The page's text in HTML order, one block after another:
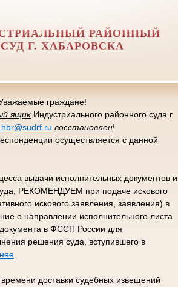
РАЙОННЫЙ
СУД Г. ХАБАРОВСКА
граждане!
ящик Индустриального районного суда г.
восстановлен!
осуществляется с данной
выдачи исполнительных документов и
РЕКОМЕНДУЕМ при подаче искового
искового заявления, заявления) в
о направлении исполнительного листа
в ФССП России для
решения суда, вступившего в
доставки судебных извещений